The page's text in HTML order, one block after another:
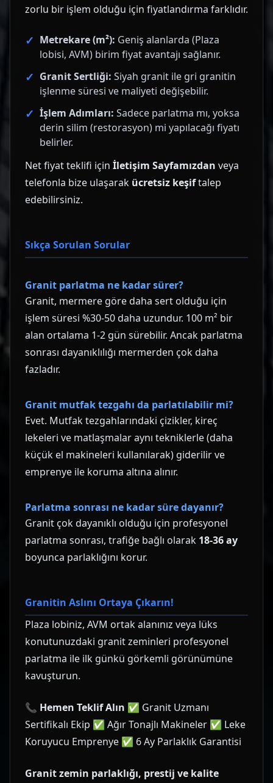
zorlu bir işlem olduğu için fiyatlandırma farklıdır.
Metrekare (m²): Geniş alanlarda (Plaza
lobisi, AVM) birim fiyat avantajı sağlanır.
Granit Sertliği: Siyah granit ile gri granitin
işlenme süresi ve maliyeti değişebilir.
İşlem Adımları: Sadece parlatma mı, yoksa
derin silim (restorasyon) mi yapılacağı fiyatı
belirler.
Net fiyat teklifi için İletişim Sayfamızdan veya
telefonla bize ulaşarak ücretsiz keşiftalep
edebilirsiniz.
Sıkça Sorulan Sorular
Granit parlatma ne kadar sürer?
Granit, mermere göre daha sert olduğu için
işlem süresi %30-50 daha uzundur. 100 m² bir
alan ortalama 1-2 gün sürebilir. Ancak parlatma
sonrası dayanıklılığı mermerden çok daha
fazladır.
Granit mutfak tezgahı da parlatılabilir mi?
Evet. Mutfak tezgahlarındaki çizikler, kireç
lekeleri ve matlaşmalar aynı tekniklerle (daha
küçük el makineleri kullanılarak) giderilir ve
emprenye ile koruma altına alınır.
Parlatma sonrası ne kadar süre dayanır?
Granit çok dayanıklı olduğu için profesyonel
parlatma sonrası, trafiğe bağlı olarak 18-36 ay
boyunca parlaklığını korur.
Granitin Aslını Ortaya Çıkarın!
Plaza lobiniz, AVM ortak alanınız veya lüks
konutunuzdaki granit zeminleri profesyonel
parlatma ile ilk günkü görkemli görünümüne
kavuşturun.
📞 Hemen Teklif Alın ✅ Granit Uzmanı
Sertifikalı Ekip ✅ Ağır Tonajlı Makineler ✅ Leke
Koruyucu Emprenye ✅ 6 Ay Parlaklık Garantisi
Granit zemin parlaklığı, prestij ve kalite